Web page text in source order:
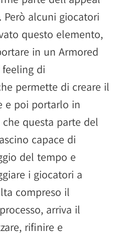
Però alcuni giocatori
questo elemento,
in un Armored
di
permette di creare il
e poi portarlo in
questa parte del
capace di
del tempo e
i giocatori a
compreso il
arriva il
rifinire e